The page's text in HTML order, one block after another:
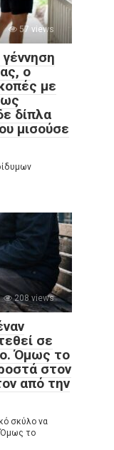
57 views
ο
με
δίπλα
μισούσε
208 views
σε
Όμως το
στον
από την
σκύλο να
Όμως το